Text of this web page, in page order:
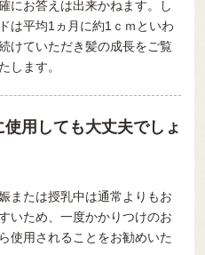
にお答えは出来かねます。し
は平均1ヵ月に約1ｃｍといわ
けていただき髪の成長をご覧
します。
用しても大丈夫でしょ
または授乳中は通常よりもお
いため、一度かかりつけのお
使用されることをお勧めいた